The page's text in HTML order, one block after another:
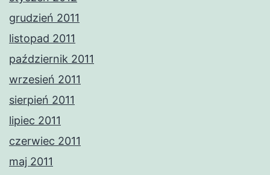
grudzień 2011
listopad 2011
październik 2011
wrzesień 2011
sierpień 2011
lipiec 2011
czerwiec 2011
maj 2011